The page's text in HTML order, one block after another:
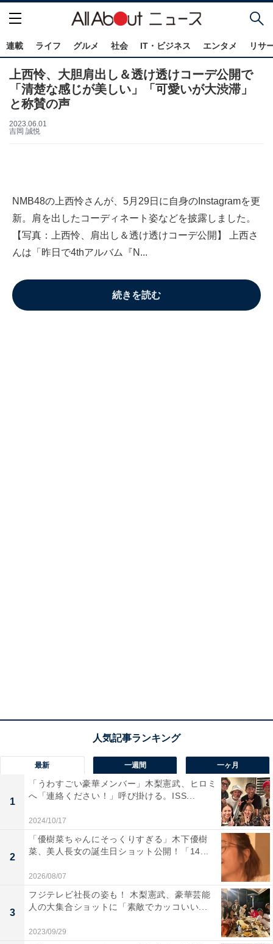
連載 ライフ グルメ 社会 IT・ビジネス エンタメ リサ
上西怜、大胆肩出し＆透け透けコーデ公開で
「清楚な感じが美しい」「可愛いが大渋滞」
と称賛の声
2023.06.01
吉岡 誠悦
NMB48の上西怜さんが、5月29日に自身のInstagramを更
新。肩を出したコーディネート姿などを披露しました。
【写真：上西怜、肩出し＆透け透けコーデ公開】 上西さ
んは「昨日で4thアルバム『N...
続きを読む
最新 一週間 一ヶ月
1
「うわすごい豪華メンバー」木梨憲武、ヒロミ
へ「連絡ください！」呼び掛ける。ISS...
2024/10/17
2
「優樹菜ちゃんにそっくりすぎる」木下優樹
菜、美人長女の誕生日ショット公開！「14...
2026/08/07
3
フジテレビ社長の姿も！ 木梨憲武、豪華芸能
人の大集合ショットに「素敵でカッコいい...
2023/09/29